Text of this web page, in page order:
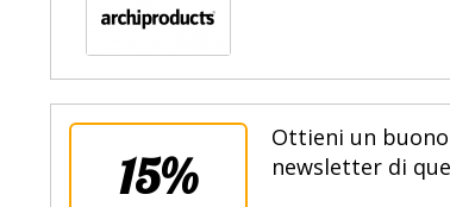
15%
Ottieni un
newsletter di